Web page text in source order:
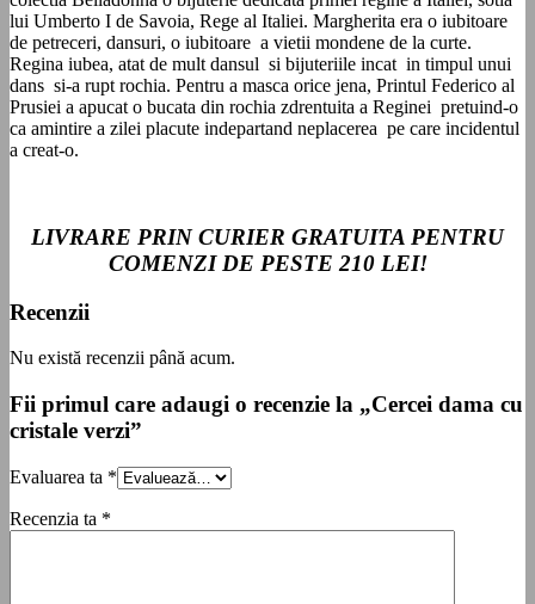
lui Umberto I de Savoia, Rege al Italiei. Margherita era o iubitoare
de petreceri, dansuri, o iubitoare a vietii mondene de la curte.
Regina iubea, atat de mult dansul si bijuteriile incat in timpul unui
dans si-a rupt rochia. Pentru a masca orice jena, Printul Federico al
Prusiei a apucat o bucata din rochia zdrentuita a Reginei pretuind-o
ca amintire a zilei placute indepartand neplacerea pe care incidentul
a creat-o.
LIVRARE PRIN CURIER GRATUITA PENTRU
COMENZI DE PESTE 210 LEI!
Recenzii
Nu există recenzii până acum.
Fii primul care adaugi o recenzie la „Cercei dama cu
cristale verzi”
Evaluarea ta *
Recenzia ta *